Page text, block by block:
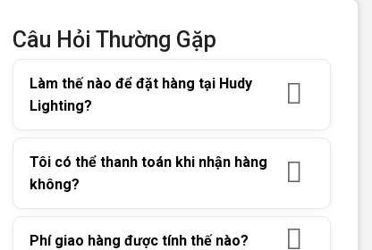
Câu Hỏi Thường Gặp
Làm thế nào để đặt hàng tại Hudy
Lighting?
Tôi có thể thanh toán khi nhận hàng
không?
Phí giao hàng được tính thế nào?